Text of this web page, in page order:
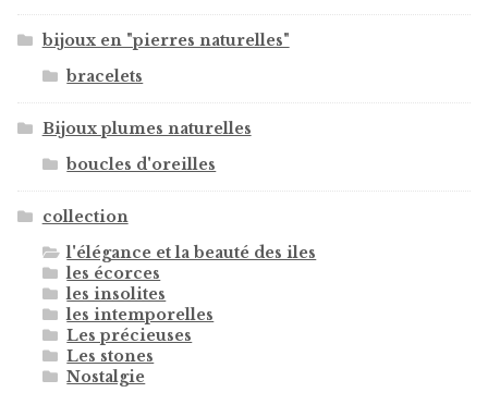
bijoux en "pierres naturelles"
bracelets
Bijoux plumes naturelles
boucles d'oreilles
collection
l'élégance et la beauté des iles
les écorces
les insolites
les intemporelles
Les précieuses
Les stones
Nostalgie